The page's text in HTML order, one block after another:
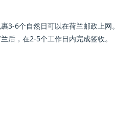
3-6个自然日可以在荷兰邮政上网。
后，在2-5个工作日内完成签收。